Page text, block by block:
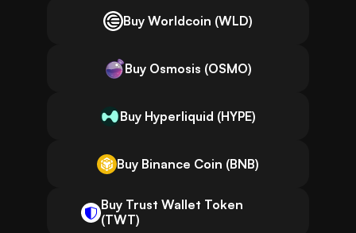
Buy Worldcoin (WLD)
Buy Osmosis (OSMO)
Buy Hyperliquid (HYPE)
Buy Binance Coin (BNB)
Buy Trust Wallet Token
(TWT)